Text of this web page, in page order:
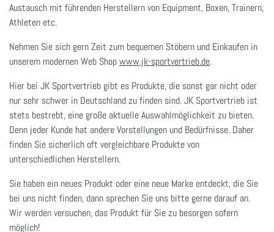
Austausch mit führenden Herstellern von Equipment, Boxen, Trainern,
Athleten etc.
Nehmen Sie sich gern Zeit zum bequemen Stöbern und Einkaufen in
unserem modernen Web Shopwww.jk-sportvertrieb.de.
Hier bei JK Sportvertrieb gibt es Produkte, die sonst gar nicht oder
nur sehr schwer in Deutschland zu finden sind. JK Sportvertrieb ist
stets bestrebt, eine große aktuelle Auswahlmöglichkeit zu bieten.
Denn jeder Kunde hat andere Vorstellungen und Bedürfnisse. Daher
finden Sie sicherlich oft vergleichbare Produkte von
unterschiedlichen Herstellern.
Sie haben ein neues Produkt oder eine neue Marke entdeckt, die Sie
bei uns nicht finden, dann sprechen Sie uns bitte gerne darauf an.
Wir werden versuchen, das Produkt für Sie zu besorgen sofern
möglich!